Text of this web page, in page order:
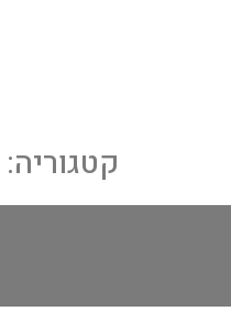
קטגוריה: